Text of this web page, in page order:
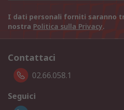
I dati personali forniti saranno
nostra Politica sulla Privacy.
Contattaci
02.66.058.1
Seguici